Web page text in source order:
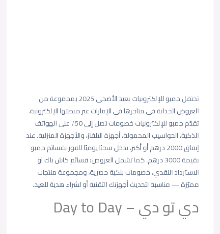
تحتفل جمبو للإلكترونيات بعيد الأضحى 2025 بمجموعة من
العروض الجذابة في متاجرها في الإمارات عبر منصتها الإلكترونية.
تقدّم جمبو للإلكترونيات خصومات تصل إلى 50٪ على الهواتف
الذكية، الحواسيب المحمولة، أجهزة التلفاز، والأجهزة المنزلية. عند
إنفاق 2000 درهم أو أكثر، تدخل سحبًا يوميًا للفوز بقسائم جمبو
بقيمة 3000 درهم. كما تشمل العروض: قسائم كاش باك او
الاسترداد النقدي، خصومات بنكية حصرية، ومجموعة منتجات
مميّزة — مناسبة لتحديث أجهزتك التقنية أو لشراء هدية للعيد.
دي تو دي – Day to Day